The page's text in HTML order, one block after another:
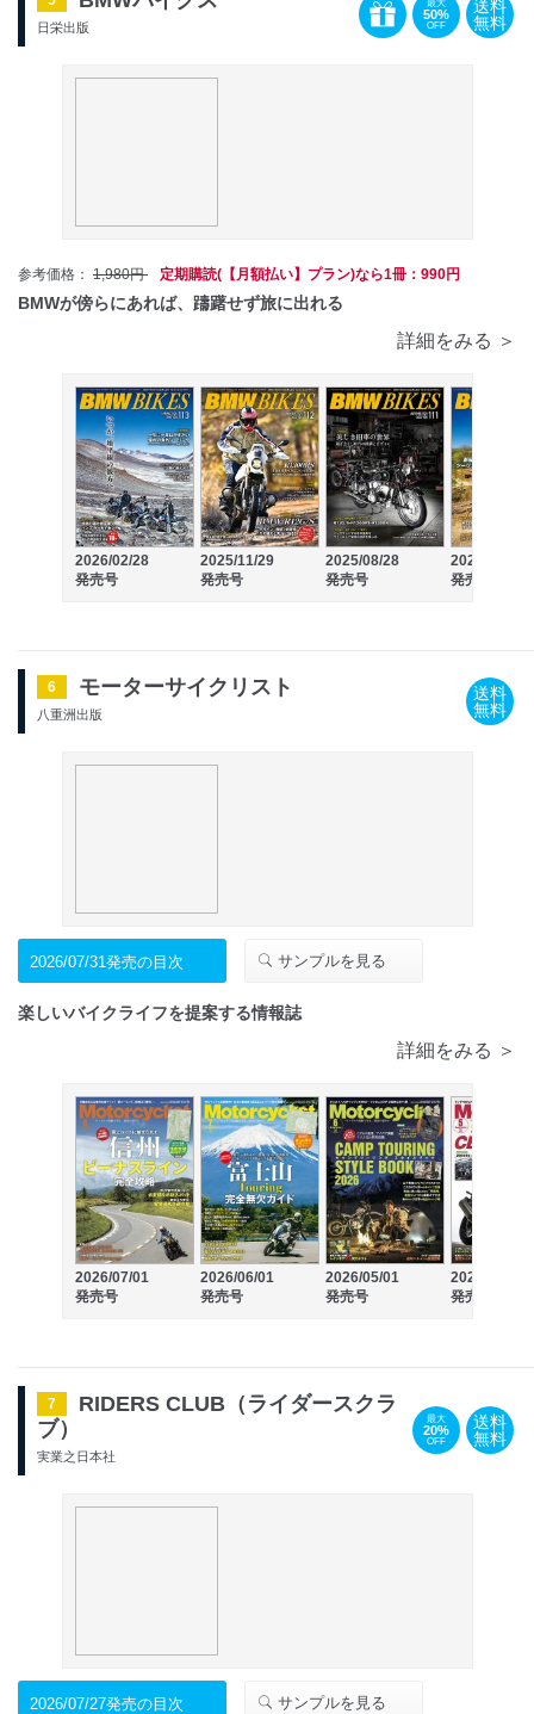
日栄出版
最大
50%
OFF
送料
無料
参考価格： 1,980円 定期購読(【月額払い】プラン)なら1冊：990円
BMWが傍らにあれば、躊躇せず旅に出れる
詳細をみる ＞
2026/02/28
発売号
2025/11/29
発売号
2025/08/28
発売号
2025/05/30
発売号
6 モーターサイクリスト
八重洲出版
送料
無料
2026/07/31発売の目次 サンプルを見る
楽しいバイクライフを提案する情報誌
詳細をみる ＞
2026/07/01
発売号
2026/06/01
発売号
2026/05/01
発売号
2026/04/01
発売号
7
RIDERS CLUB（ライダースクラ
ブ）
実業之日本社
最大
20%
OFF
送料
無料
2026/07/27発売の目次 サンプルを見る